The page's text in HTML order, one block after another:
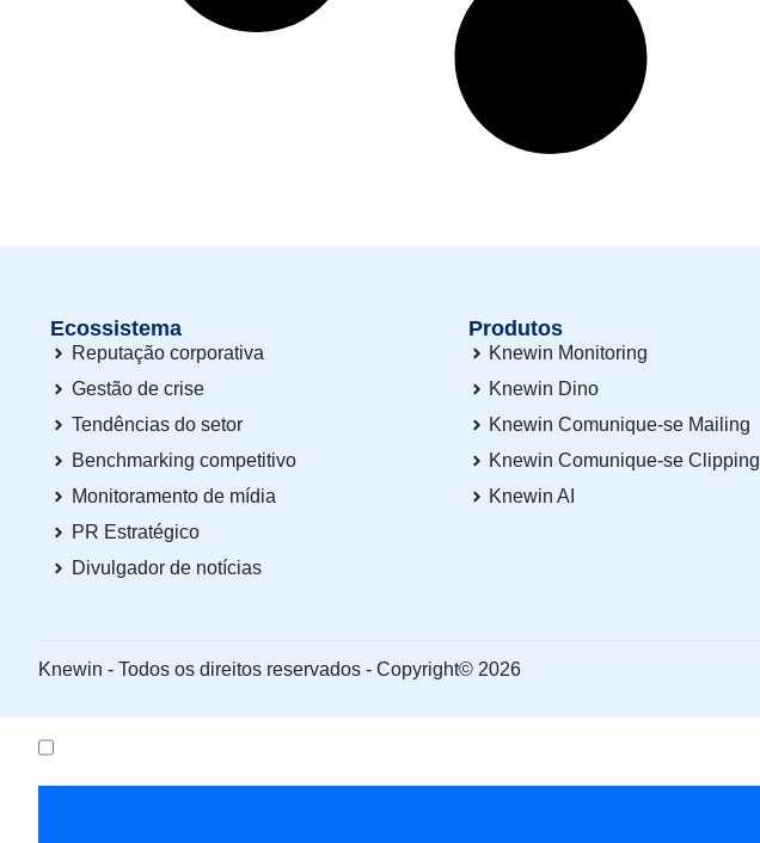
Ecossistema
Reputação corporativa
Gestão de crise
Tendências do setor
Benchmarking competitivo
Monitoramento de mídia
PR Estratégico
Divulgador de notícias
Produtos
Knewin Monitoring
Knewin Dino
Knewin Comunique-se Mailing
Knewin Comunique-se Clipping
Knewin AI
Knewin - Todos os direitos reservados - Copyright© 2026